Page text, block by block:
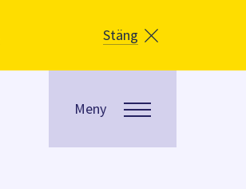
Stäng
Meny